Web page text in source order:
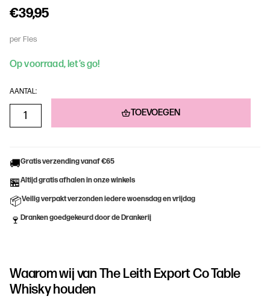
€39,95
per Fles
Op voorraad, let’s go!
AANTAL:
TOEVOEGEN
🚚Gratis verzending vanaf €65
🏪Altijd gratis afhalen in onze winkels
📦Veilig verpakt verzonden iedere woensdag en vrijdag
🍷 Dranken goedgekeurd door de Drankerij
Waarom wij vanThe Leith Export Co Table
Whiskyhouden